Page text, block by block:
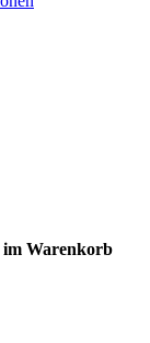
im Warenkorb